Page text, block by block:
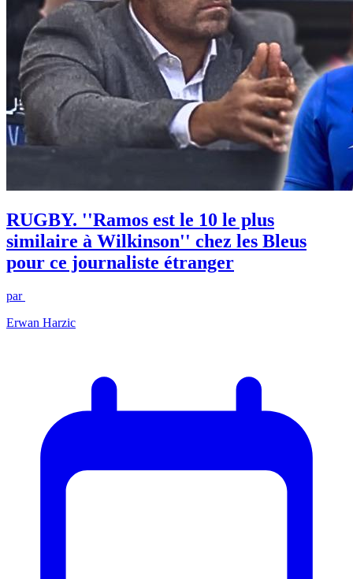
RUGBY. ''Ramos est le 10 le plus
similaire à Wilkinson'' chez les Bleus
pour ce journaliste étranger
par
Erwan Harzic